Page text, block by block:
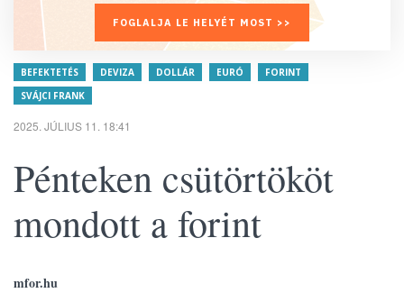
FOGLALJA LE HELYÉT MOST >>
BEFEKTETÉS DEVIZA DOLLÁR EURÓ
FORINT
SVÁJCI FRANK
2025. JÚLIUS 11. 18:41
Pénteken csütörtököt
mondott a forint
mfor.hu